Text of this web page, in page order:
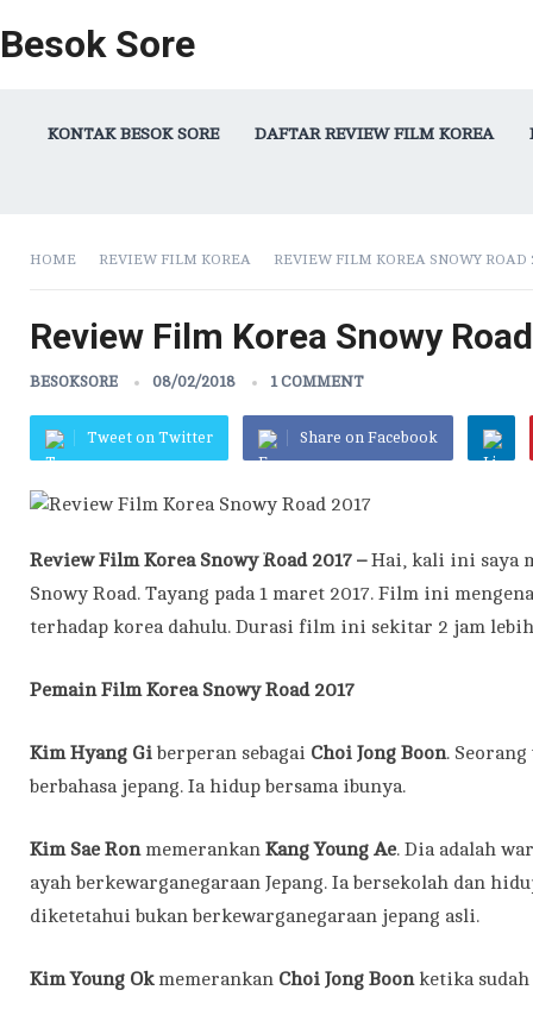
Besok Sore
KONTAK BESOK SORE DAFTAR REVIEW FILM KOREA
HOME REVIEW FILM KOREA REVIEW FILM KOREA SNOWY ROAD
Review Film Korea Snowy
BESOKSORE 08/02/2018 1 COMMENT
Tweet on Twitter Share on Facebook
Review Film Korea Snowy Road 2017 –Hai, kali ini saya
Snowy Road. Tayang pada 1 maret 2017. Film ini
terhadap korea dahulu. Durasi film ini sekitar 2 jam
Pemain Film Korea Snowy Road 2017
Kim Hyang Gi berperan sebagai Choi Jong Boon.
berbahasa jepang. Ia hidup bersama ibunya.
Kim Sae Ronmemerankan Kang Young Ae. Dia adalah
ayah berkewarganegaraan Jepang. Ia bersekolah dan
diketetahui bukan berkewarganegaraan jepang asli.
Kim Young Okmemerankan Choi Jong Boonketika sudah